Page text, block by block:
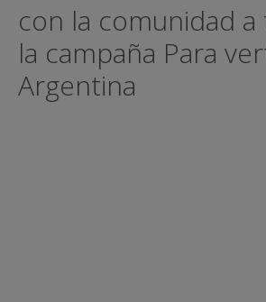
con la comunidad a
la campaña Para
Argentina